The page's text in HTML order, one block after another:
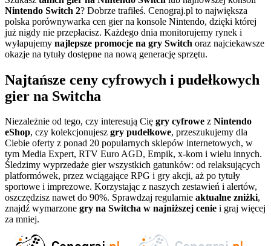
Nintendo Switch 2? Dobrze trafiłeś. Cenograj.pl to największa
polska porównywarka cen gier na konsole Nintendo, dzięki której
już nigdy nie przepłacisz. Każdego dnia monitorujemy rynek i
wyłapujemy najlepsze promocje na gry Switch oraz najciekawsze
okazje na tytuły dostępne na nową generację sprzętu.
Najtańsze ceny cyfrowych i pudełkowych
gier na Switcha
Niezależnie od tego, czy interesują Cię gry cyfrowe z Nintendo
eShop, czy kolekcjonujesz gry pudełkowe, przeszukujemy dla
Ciebie oferty z ponad 20 popularnych sklepów internetowych, w
tym Media Expert, RTV Euro AGD, Empik, x-kom i wielu innych.
Śledzimy wyprzedaże gier wszystkich gatunków: od relaksujących
platformówek, przez wciągające RPG i gry akcji, aż po tytuły
sportowe i imprezowe. Korzystając z naszych zestawień i alertów,
oszczędzisz nawet do 90%. Sprawdzaj regularnie aktualne zniżki,
znajdź wymarzone gry na Switcha w najniższej cenie i graj więcej
za mniej.